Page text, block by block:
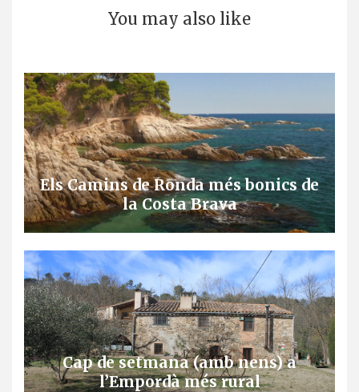
You may also like
Els Camins de Ronda més bonics de
la Costa Brava
Cap de setmana (amb nens) a
l’Empordà més rural